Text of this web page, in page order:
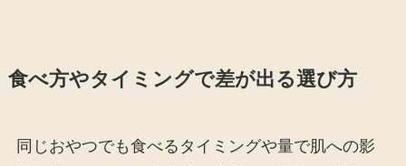
食べ方やタイミングで差が出る選び方
同じおやつでも食べるタイミングや量で肌への影